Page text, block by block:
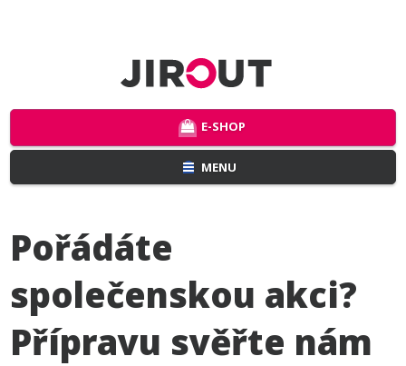
MENU
E-SHOP
Pořádáte
společenskou akci?
Přípravu svěřte nám